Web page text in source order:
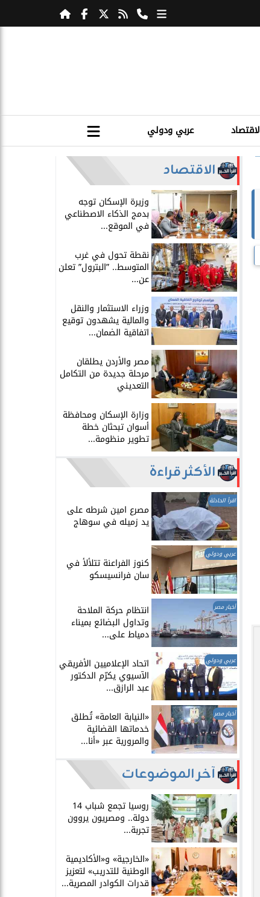
عربي ودولي
الاقتصاد
​وزيرة الإسكان توجه
بدمج الذكاء الاصطناعي
في الموقع...
​نقطة تحول في غرب
المتوسط.. ”البترول” تعلن
عن...
​وزراء الاستثمار والنقل
والمالية يشهدون توقيع
اتفاقية الضمان...
​مصر والأردن يطلقان
مرحلة جديدة من التكامل
التعديني
وزارة الإسكان ومحافظة
أسوان تبحثان خطة
تطوير منظومة...
الأكثر قراءة
اقرأ الحادثة
مصرع امين شرطه على
يد زميله في سوهاج
عربي ودولي
​كنوز الفراعنة تتلألأ في
سان فرانسيسكو
أخبار مصر انتظام حركة الملاحة
وتداول البضائع بميناء
دمياط على...
عربي ودولي اتحاد الإعلاميين الأفريقي
الآسيوي يكرّم الدكتور
عبد الرازق...
أخبار مصر ​«النيابة العامة» تُطلق
خدماتها القضائية
والمرورية عبر «أنا...
آخر الموضوعات
روسيا تجمع شباب 14
دولة.. ومصريون يروون
تجربة...
​«الخارجية» و«الأكاديمية
الوطنية للتدريب» لتعزيز
قدرات الكوادر المصرية...